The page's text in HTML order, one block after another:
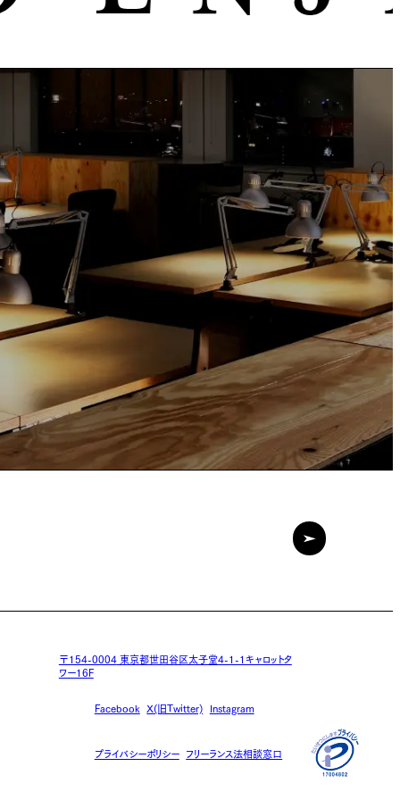
〒154-0004東京都世田谷区太子堂4-1-1キャロットタ
ワー16F
Facebook X(旧Twitter) Instagram
プライバシーポリシー フリーランス法相談窓口